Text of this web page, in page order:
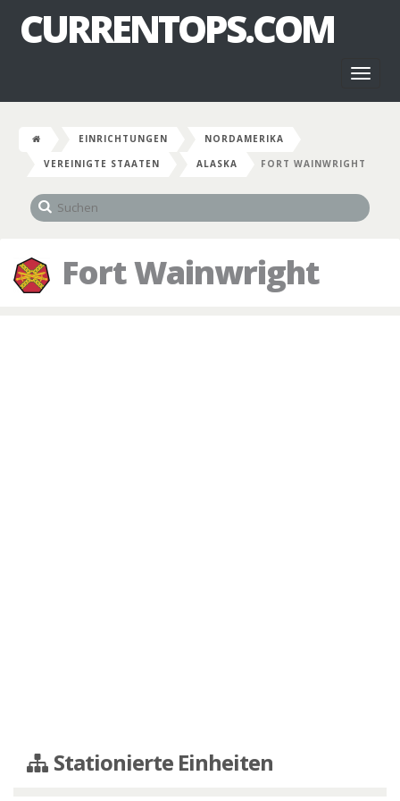
CURRENTOPS.COM
EINRICHTUNGEN
NORDAMERIKA
VEREINIGTE STAATEN
ALASKA FORT WAINWRIGHT
Fort Wainwright
Stationierte Einheiten